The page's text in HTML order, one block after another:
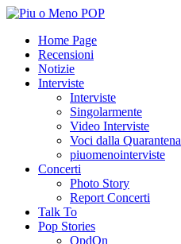
Home Page
Recensioni
Notizie
Interviste
Interviste
Singolarmente
Video Interviste
Voci dalla Quarantena
piuomenointerviste
Concerti
Photo Story
Report Concerti
Talk To
Pop Stories
QpdOn